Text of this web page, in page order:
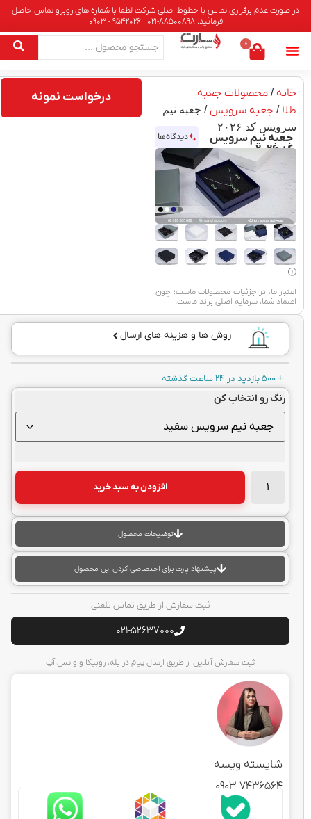
در صورت عدم برقراری تماس با خطوط اصلی شرکت لطفا با شماره های روبرو تماس حاصل
فرمائید. 88500898-021 | 9542026 - 0903
0
خانه/ محصولات جعبه
طلا/ جعبه سرویس/ جعبه نیم
سرویس کد ۲۰۲۶
جعبه نیم سرویس
کد ۲۰۲۶
دیدگاه‌ها
اعتبار ما، در جزئیات محصولات ماست؛ چون
اعتماد شما، سرمایه اصلی برند ماست.
درخواست نمونه
روش ها و هزینه های ارسال
رنگ رو انتخاب کن
افزودن به سبد خرید
توضیحات محصول
پیشنهاد پارت برای اختصاصی کردن این محصول
ثبت سفارش از طریق تماس تلفنی
021-52637000
ثبت سفارش آنلاین از طریق ارسال پیام در بله، روبیکا و واتس آپ
شایسته ویسه
0903-7436564